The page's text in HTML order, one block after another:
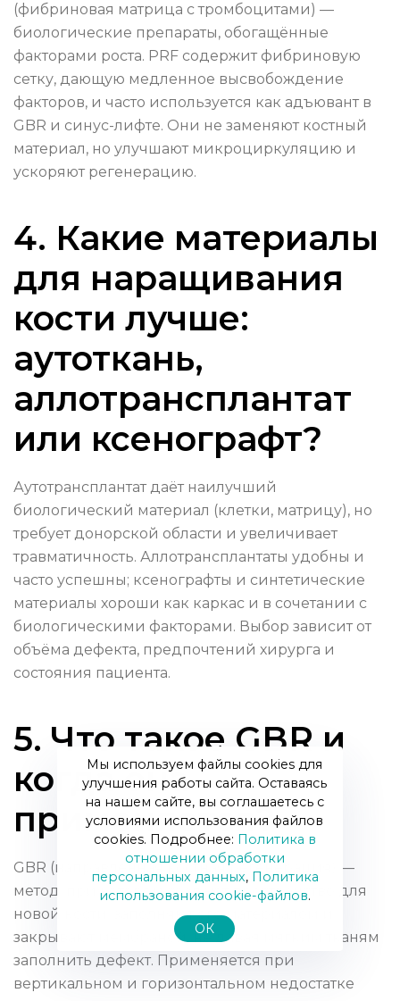
(фибриновая матрица с тромбоцитами) —
биологические препараты, обогащённые
факторами роста. PRF содержит фибриновую
сетку, дающую медленное высвобождение
факторов, и часто используется как адъювант в
GBR и синус-лифте. Они не заменяют костный
материал, но улучшают микроциркуляцию и
ускоряют регенерацию.
4. Какие материалы
для наращивания
кости лучше:
аутоткань,
аллотрансплантат
или ксенографт?
Аутотрансплантат даёт наилучший
биологический материал (клетки, матрицу), но
требует донорской области и увеличивает
травматичность. Аллотрансплантаты удобны и
часто успешны; ксенографты и синтетические
материалы хороши как каркас и в сочетании с
биологическими факторами. Выбор зависит от
объёма дефекта, предпочтений хирурга и
состояния пациента.
5. Что такое GBR и
когда она
применяется?
GBR (направленная костная регенерация) —
метод, при котором создают пространство для
новой кости, заполняют его материалом и
закрывают мембраной, не давая мягким тканям
заполнить дефект. Применяется при
вертикальном и горизонтальном недостатке
Мы используем файлы cookies для
улучшения работы сайта. Оставаясь
на нашем сайте, вы соглашаетесь с
условиями использования файлов
cookies. Подробнее: Политика в
отношении обработки
персональных данных, Политика
использования сookie-файлов.
ОК